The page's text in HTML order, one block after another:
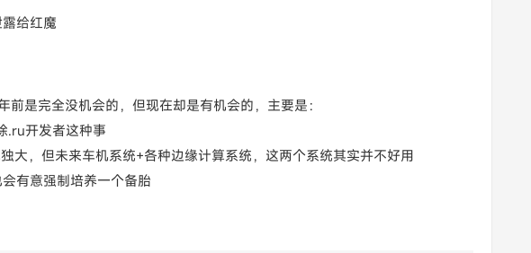
给红魔
是完全没机会的，但现在却是有机会的，主要是：
.ru开发者这种事
大，但未来车机系统+各种边缘计算系统，这两个系统其实并不好用
有意强制培养一个备胎